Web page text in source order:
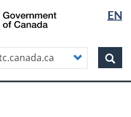
Aller
au
principal
Skip
to
this
site"
Passer
à
version
HTML
simplifiée
la
langue
EN
Canada
this site